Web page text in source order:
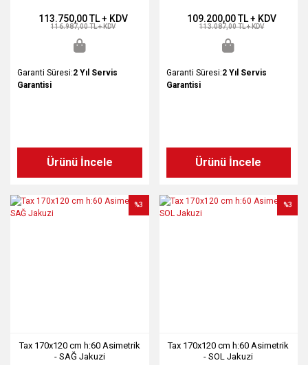
113.750,00 TL + KDV
116.987,00 TL + KDV
Garanti Süresi:2 Yıl Servis
Garantisi
Ürünü İncele
109.200,00 TL + KDV
113.087,00 TL + KDV
Garanti Süresi:2 Yıl Servis
Garantisi
Ürünü İncele
Tax 170x120 cm h:60 Asimetrik
- SAĞ Jakuzi
%3
Tax 170x120 cm h:60 Asimetrik
- SOL Jakuzi
%3